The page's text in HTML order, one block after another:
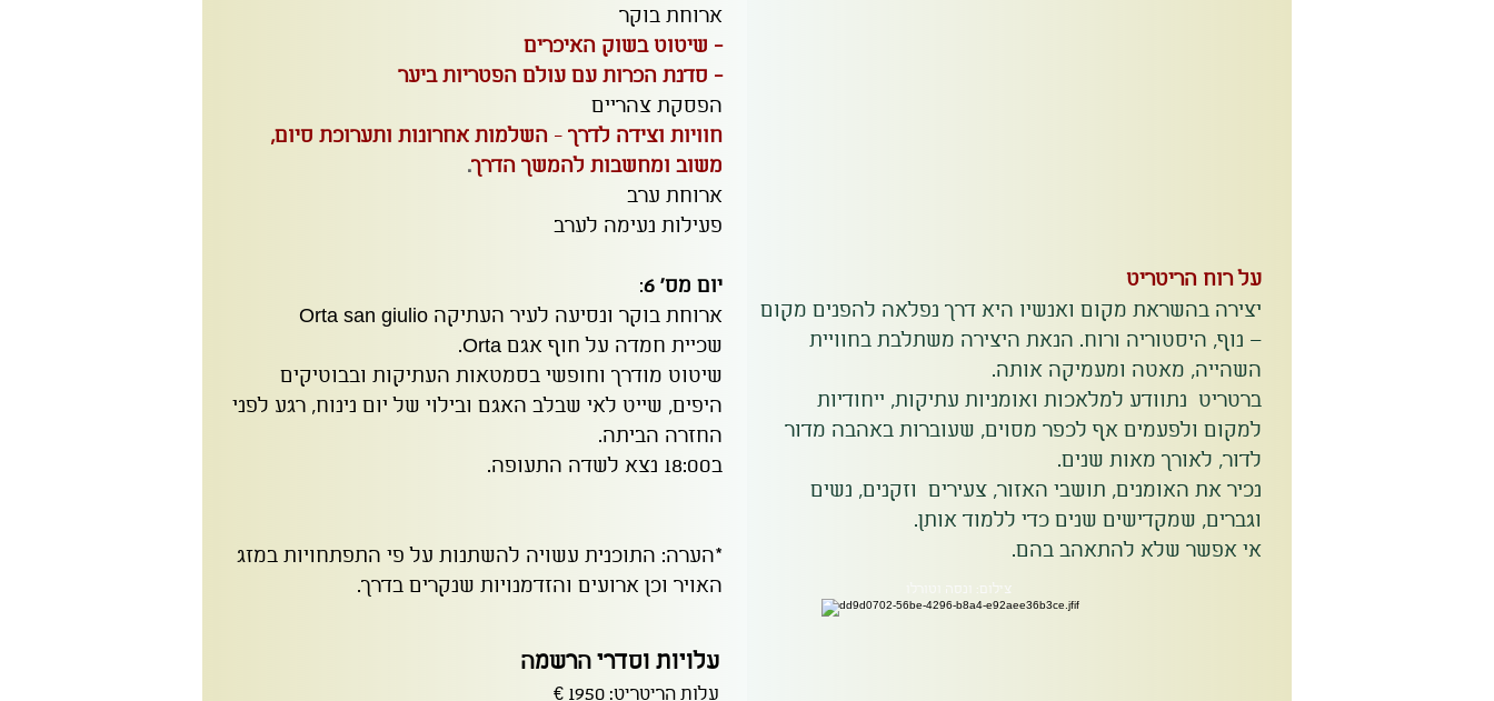
ארוחת בוקר
- שיטוט בשוק האיכרים
- סדנת הכרות עם עולם הפטריות ביער
הפסקת צהריים
חוויות וצידה לדרך - השלמות אחרונות ותערוכת סיום,
משוב ומחשבות להמשך הדרך.
ארוחת ערב
פעילות נעימה לערב
יום מס' 6
:
ארוחת בוקר ונסיעה לעיר העתיקה Orta san giulio
שכיית חמדה על חוף אגם Orta.
שיטוט מודרך וחופשי בסמטאות העתיקות ובבוטיקים
היפים, שייט לאי שבלב האגם ובילוי של יום נינוח, רגע לפני
החזרה הביתה.
ב18:00 נצא לשדה התעופה.
*הערה: התוכנית עשויה להשתנות על פי התפתחויות במזג
האויר וכן ארועים והזדמנויות שנקרים בדרך.
עלויות וסדרי הרשמה
עלות הריטריט: 1950 €
על רוח הריטריט
יצירה בהשראת מקום ואנשיו היא דרך נפלאה להפנים מקום
– נוף, היסטוריה ורוח. הנאת היצירה משתלבת בחוויית
השהייה, מאטה ומעמיקה אותה.
ברטריט נתוודע למלאכות ואומניות עתיקות, ייחודיות
למקום ולפעמים אף לכפר מסוים, שעוברות באהבה מדור
לדור, לאורך מאות שנים.
נכיר את האומנים, תושבי האזור, צעירים וזקנים, נשים
וגברים, שמקדישים שנים כדי ללמוד אותן.
אי אפשר שלא להתאהב בהם.
צילום: ונסה וטורלו